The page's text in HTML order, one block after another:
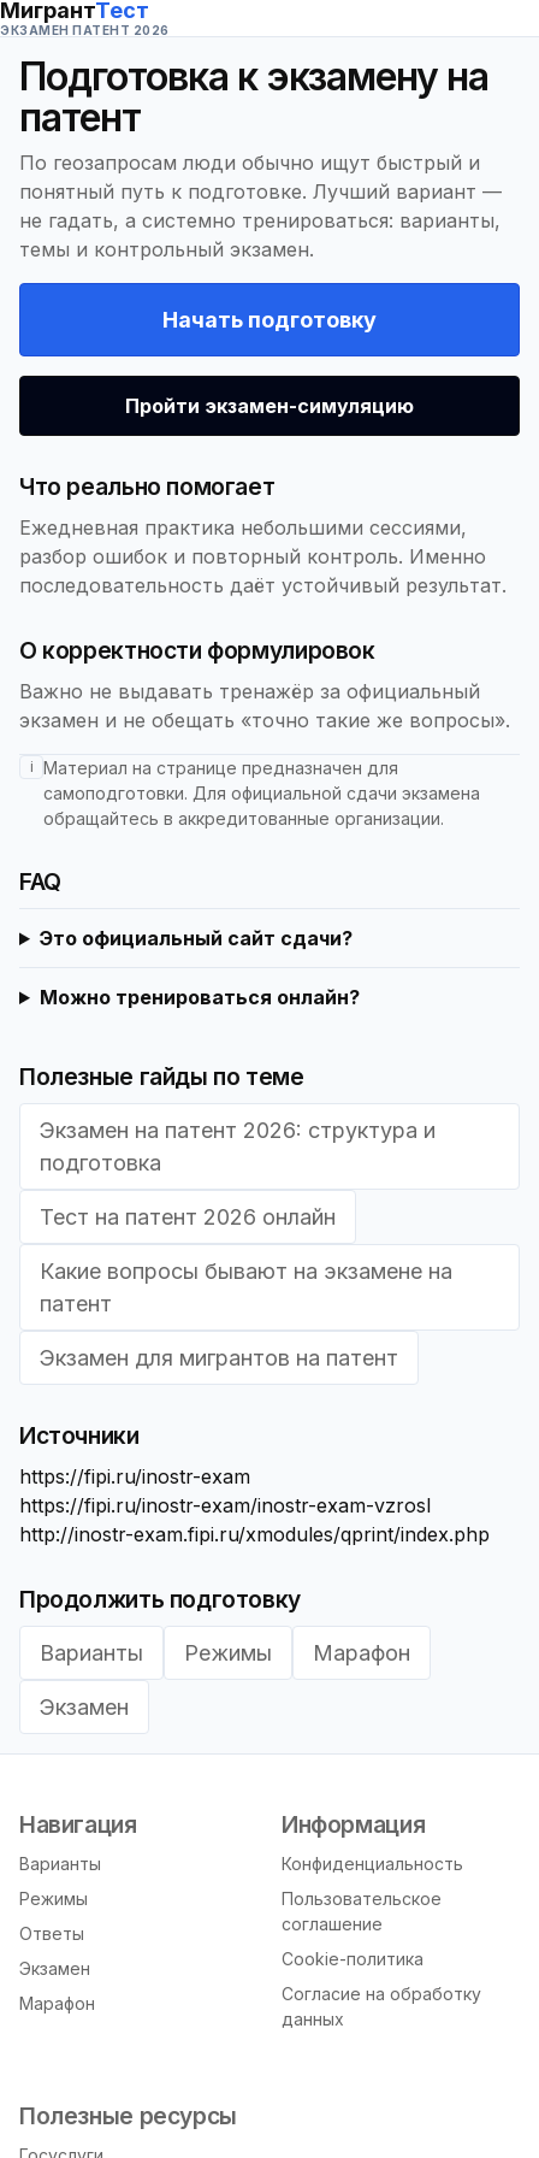
МигрантТест
ЭКЗАМЕН ПАТЕНТ 2026
Подготовка к экзамену на
патент
По геозапросам люди обычно ищут быстрый и
понятный путь к подготовке. Лучший вариант —
не гадать, а системно тренироваться: варианты,
темы и контрольный экзамен.
Начать подготовку
Пройти экзамен-симуляцию
Что реально помогает
Ежедневная практика небольшими сессиями,
разбор ошибок и повторный контроль. Именно
последовательность даёт устойчивый результат.
О корректности формулировок
Важно не выдавать тренажёр за официальный
экзамен и не обещать «точно такие же вопросы».
i Материал на странице предназначен для
самоподготовки. Для официальной сдачи экзамена
обращайтесь в аккредитованные организации.
FAQ
Это официальный сайт сдачи?
Можно тренироваться онлайн?
Полезные гайды по теме
Экзамен на патент 2026: структура и
подготовка
Тест на патент 2026 онлайн
Какие вопросы бывают на экзамене на
патент
Экзамен для мигрантов на патент
Источники
https://fipi.ru/inostr-exam
https://fipi.ru/inostr-exam/inostr-exam-vzrosl
http://inostr-exam.fipi.ru/xmodules/qprint/index.php
Продолжить подготовку
Варианты Режимы Марафон
Экзамен
Навигация
Варианты
Режимы
Ответы
Экзамен
Марафон
Информация
Конфиденциальность
Пользовательское
соглашение
Cookie-политика
Согласие на обработку
данных
Полезные ресурсы